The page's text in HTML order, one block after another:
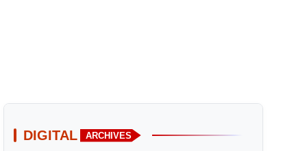
DIGITAL ARCHIVES